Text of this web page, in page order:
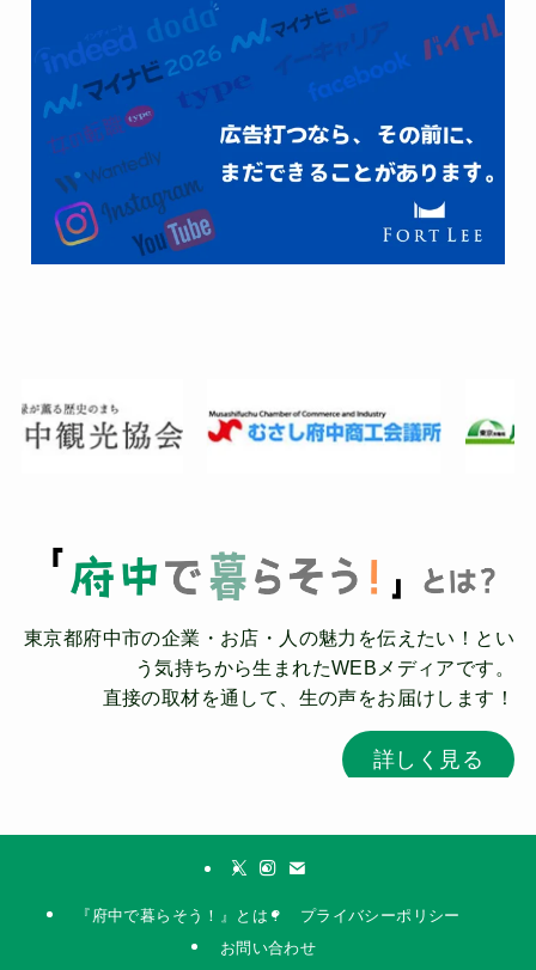
東京都府中市の企業・お店・人の魅力を伝えたい！とい
う気持ちから生まれたWEBメディアです。
直接の取材を通して、生の声をお届けします！
詳しく見る
『府中で暮らそう！』とは？
プライバシーポリシー
お問い合わせ